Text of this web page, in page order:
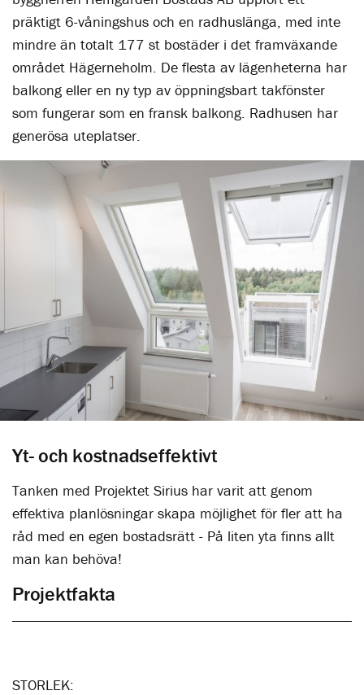
präktigt 6-våningshus och en radhuslänga, med inte
mindre än totalt 177 st bostäder i det framväxande
området Hägerneholm. De flesta av lägenheterna har
balkong eller en ny typ av öppningsbart takfönster
som fungerar som en fransk balkong. Radhusen har
generösa uteplatser.
Yt- och kostnadseffektivt
Tanken med Projektet Sirius har varit att genom
effektiva planlösningar skapa möjlighet för fler att ha
råd med en egen bostadsrätt - På liten yta finns allt
man kan behöva!
Projektfakta
STORLEK: